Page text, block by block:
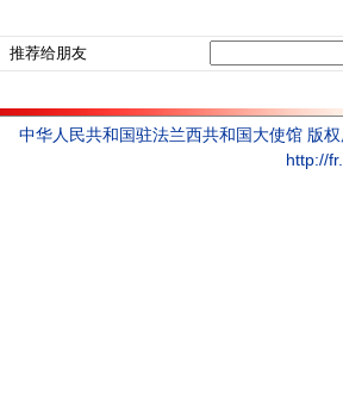
推荐给朋友
中华人民共和国驻法兰西共和国大使馆 版
http://